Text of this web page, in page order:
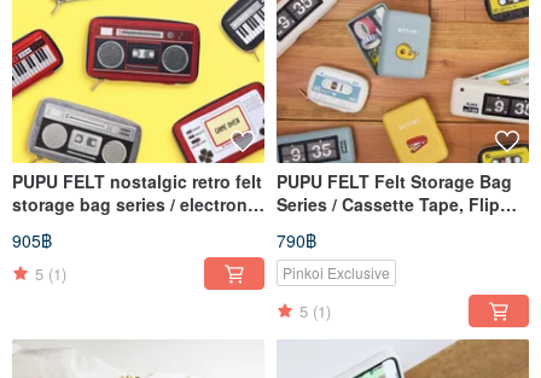
PUPU FELT nostalgic retro felt
storage bag series / electronic
organ game console radio
905฿
5 (1)
PUPU FELT Felt Storage Bag
Series / Cassette Tape, Flip
Clock, Stationery Organizer
Box
790฿
Pinkoi Exclusive
5 (1)